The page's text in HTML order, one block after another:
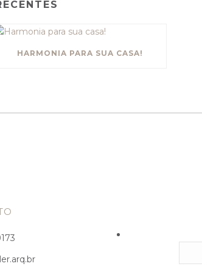
HARMONIA PARA SUA CASA!